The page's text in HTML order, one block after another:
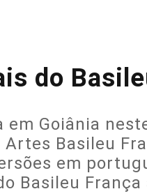
do
Goiânia
Basileu
em
Basileu